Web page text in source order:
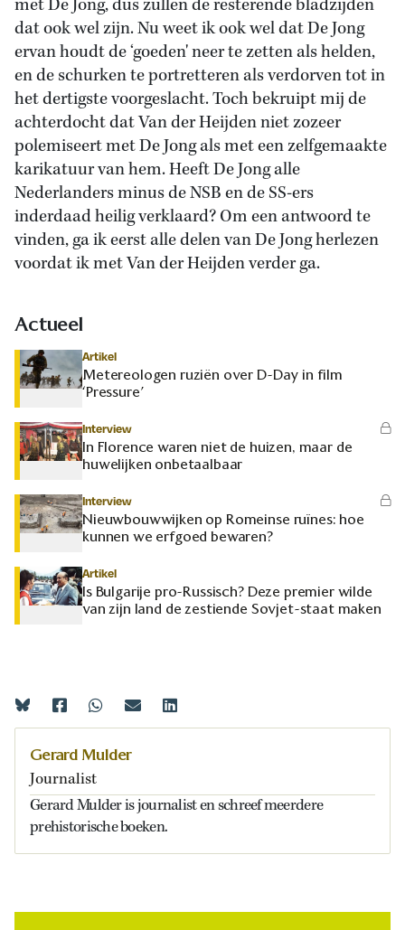
met De Jong, dus zullen de resterende bladzijden
dat ook wel zijn. Nu weet ik ook wel dat De Jong
ervan houdt de ‘goeden' neer te zetten als helden,
en de schurken te portretteren als verdorven tot in
het dertigste voorgeslacht. Toch bekruipt mij de
achterdocht dat Van der Heijden niet zozeer
polemiseert met De Jong als met een zelfgemaakte
karikatuur van hem. Heeft De Jong alle
Nederlanders minus de NSB en de SS-ers
inderdaad heilig verklaard? Om een antwoord te
vinden, ga ik eerst alle delen van De Jong herlezen
voordat ik met Van der Heijden verder ga.
Actueel
Artikel
Metereologen ruziën over D-Day in film
‘Pressure’
Interview
In Florence waren niet de huizen, maar de
huwelijken onbetaalbaar
Interview
Nieuwbouwwijken op Romeinse ruïnes: hoe
kunnen we erfgoed bewaren?
Artikel
Is Bulgarije pro-Russisch? Deze premier wilde
van zijn land de zestiende Sovjet-staat maken
Gerard Mulder
Journalist
Gerard Mulder is journalist en schreef meerdere
prehistorische boeken.